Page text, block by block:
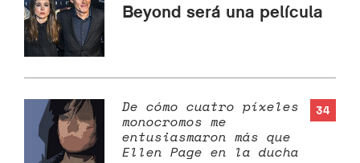
Beyond será una película
34
De cómo cuatro píxeles
monocromos me
entusiasmaron más que
Ellen Page en la ducha